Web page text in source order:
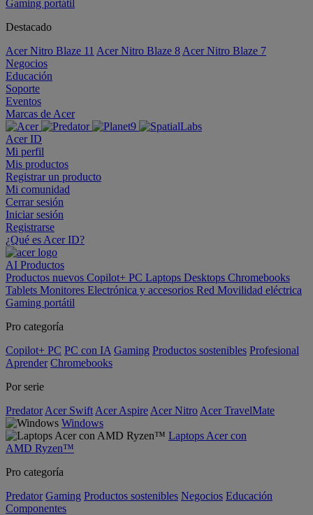
Gaming portátil
Destacado
Acer Nitro Blaze 11 Acer Nitro Blaze 8 Acer Nitro Blaze 7
Negocios
Educación
Soporte
Eventos
Marcas de Acer
Acer ID
Mi perfil
Mis productos
Registrar un producto
Mi comunidad
Cerrar sesión
Iniciar sesión
Registrarse
¿Qué es Acer ID?
AI Productos
Productos nuevos Copilot+ PC Laptops Desktops Chromebooks
Tablets Monitores Electrónica y accesorios Red Movilidad eléctrica
Gaming portátil
Pro categoría
Copilot+ PC PC con IA Gaming Productos sostenibles Profesional
Aprender Chromebooks
Por serie
Predator Acer Swift Acer Aspire Acer Nitro Acer TravelMate
Windows
Laptops Acer con
AMD Ryzen™
Pro categoría
Predator Gaming Productos sostenibles Negocios Educación
Componentes